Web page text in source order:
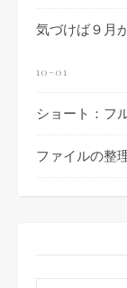
気づけば９月
10-01
ショート：フ
ファイルの整